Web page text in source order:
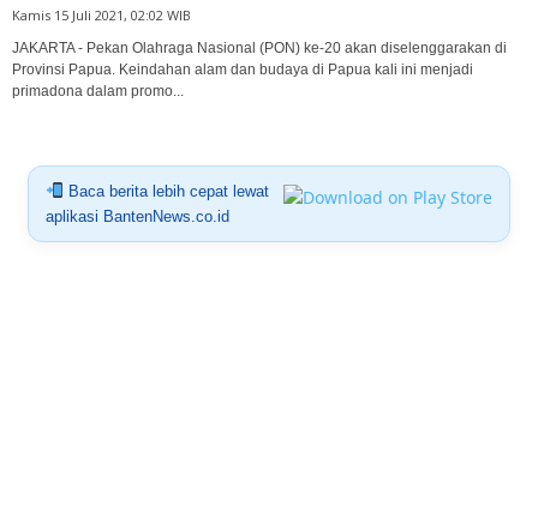
Kamis 15 Juli 2021, 02:02 WIB
JAKARTA - Pekan Olahraga Nasional (PON) ke-20 akan diselenggarakan di
Provinsi Papua. Keindahan alam dan budaya di Papua kali ini menjadi
primadona dalam promo...
Baca berita lebih cepat lewat
aplikasi BantenNews.co.id